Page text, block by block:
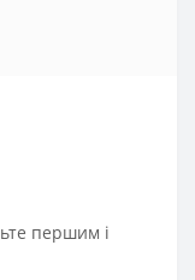
першим і